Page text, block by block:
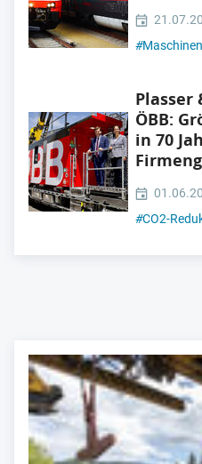
#
Plasser
ÖBB:
in 70
#CO2-